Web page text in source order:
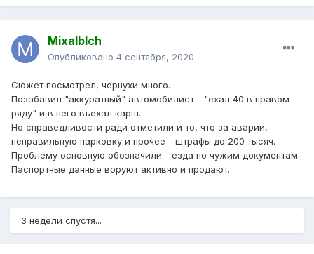
Mixalblch
Опубликовано 4 сентября, 2020
Сюжет посмотрел, чернухи много.
Позабавил "аккуратный" автомобилист - "ехал 40 в правом
ряду" и в него въехал карш.
Но справедливости ради отметили и то, что за аварии,
неправильную парковку и прочее - штрафы до 200 тысяч.
Проблему основную обозначили - езда по чужим документам.
Паспортные данные воруют активно и продают.
3 недели спустя...